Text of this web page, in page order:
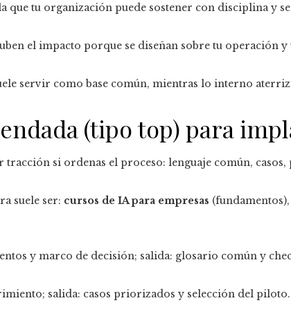
que tu organización puede sostener con disciplina y
el impacto porque se diseñan sobre tu operación y
servir como base común, mientras lo interno
(tipo top) para
tracción si ordenas el proceso: lenguaje común,
suele ser: cursos de IA para empresas
y marco de decisión; salida: glosario común y
salida: casos priorizados y selección del piloto.